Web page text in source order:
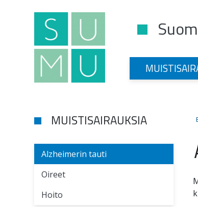
Main Navigation
MUISTISAIRAUKSIA
Alzheimerin tauti
Oireet
Hoito